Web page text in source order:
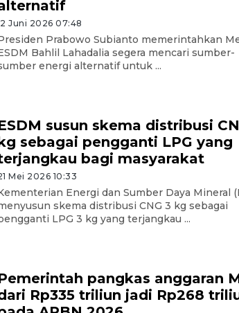
Juni 2026 07:48
Prabowo Subianto memerintahkan
Bahlil Lahadalia segera mencari sumber-
energi alternatif untuk ...
susun skema distribusi
sebagai pengganti LPG yang
bagi masyarakat
Mei 2026 10:33
Energi dan Sumber Daya Mineral
skema distribusi CNG 3 kg sebagai
LPG 3 kg yang terjangkau ...
pangkas anggaran
Rp335 triliun jadi Rp268